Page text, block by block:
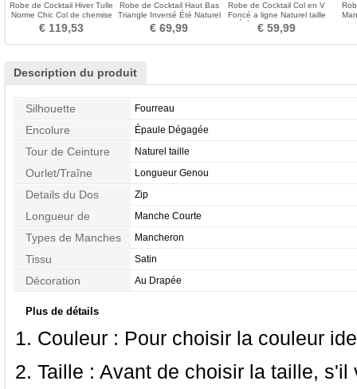
Robe de Cocktail Hiver Tulle
Norme Chic Col de chemise
t Dentelle
€ 119,53
Robe de Cocktail Haut Bas
Triangle Inversé Été Naturel
taille Dramatique
€ 69,99
Robe de Cocktail Col en V
Foncé a ligne Naturel taille
Été Longueur Genou
€ 59,99
Description du produit
Silhouette Fourreau
Encolure Épaule Dégagée
Tour de Ceinture Naturel taille
Ourlet/Traîne Longueur Genou
Details du Dos Zip
Longueur de
Manches
Manche Courte
Types de Manches Mancheron
Tissu Satin
Décoration Au Drapée
Plus de détails
Couleur : Pour choisir la couleur
Taille : Avant de choisir la taille,